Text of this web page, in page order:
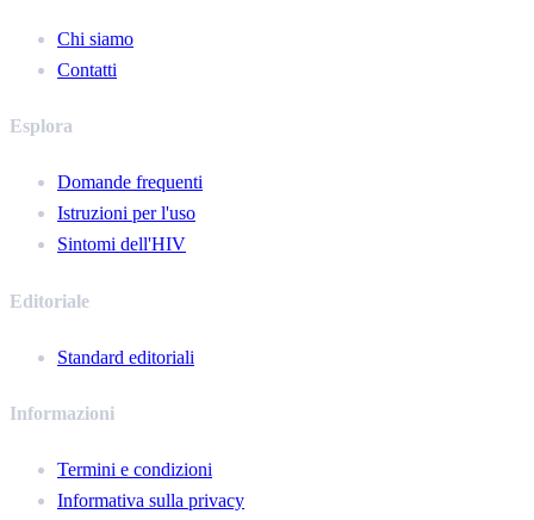
Chi siamo
Contatti
Esplora
Domande frequenti
Istruzioni per l'uso
Sintomi dell'HIV
Editoriale
Standard editoriali
Informazioni
Termini e condizioni
Informativa sulla privacy